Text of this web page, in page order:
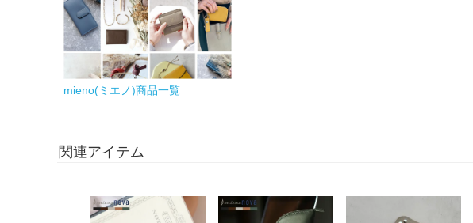
mieno(ミエノ)商品一覧
関連アイテム